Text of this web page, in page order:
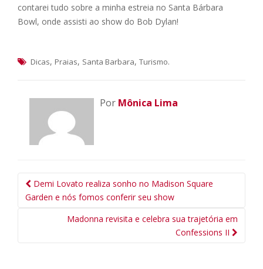
contarei tudo sobre a minha estreia no Santa Bárbara
Bowl, onde assisti ao show do Bob Dylan!
Dicas, Praias, Santa Barbara, Turismo.
Por Mônica Lima
Navegação
da
Postagem
Demi Lovato realiza sonho no Madison Square
Garden e nós fomos conferir seu show
Madonna revisita e celebra sua trajetória em
Confessions II